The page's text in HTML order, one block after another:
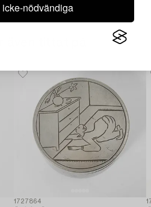
nödvändiga
även tittat på
1727864